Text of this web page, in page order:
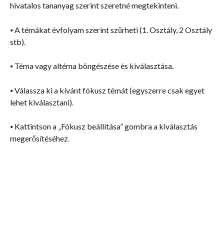
hivatalos tananyag szerint szeretné megtekinteni.
⦁ A témákat évfolyam szerint szűrheti (1. Osztály, 2 Osztály
stb).
⦁ Téma vagy altéma böngészése és kiválasztása.
⦁ Válassza ki a kívánt fókusz témát (egyszerre csak egyet
lehet kiválasztani).
⦁ Kattintson a „Fókusz beállítása” gombra a kiválasztás
megerősítéséhez.